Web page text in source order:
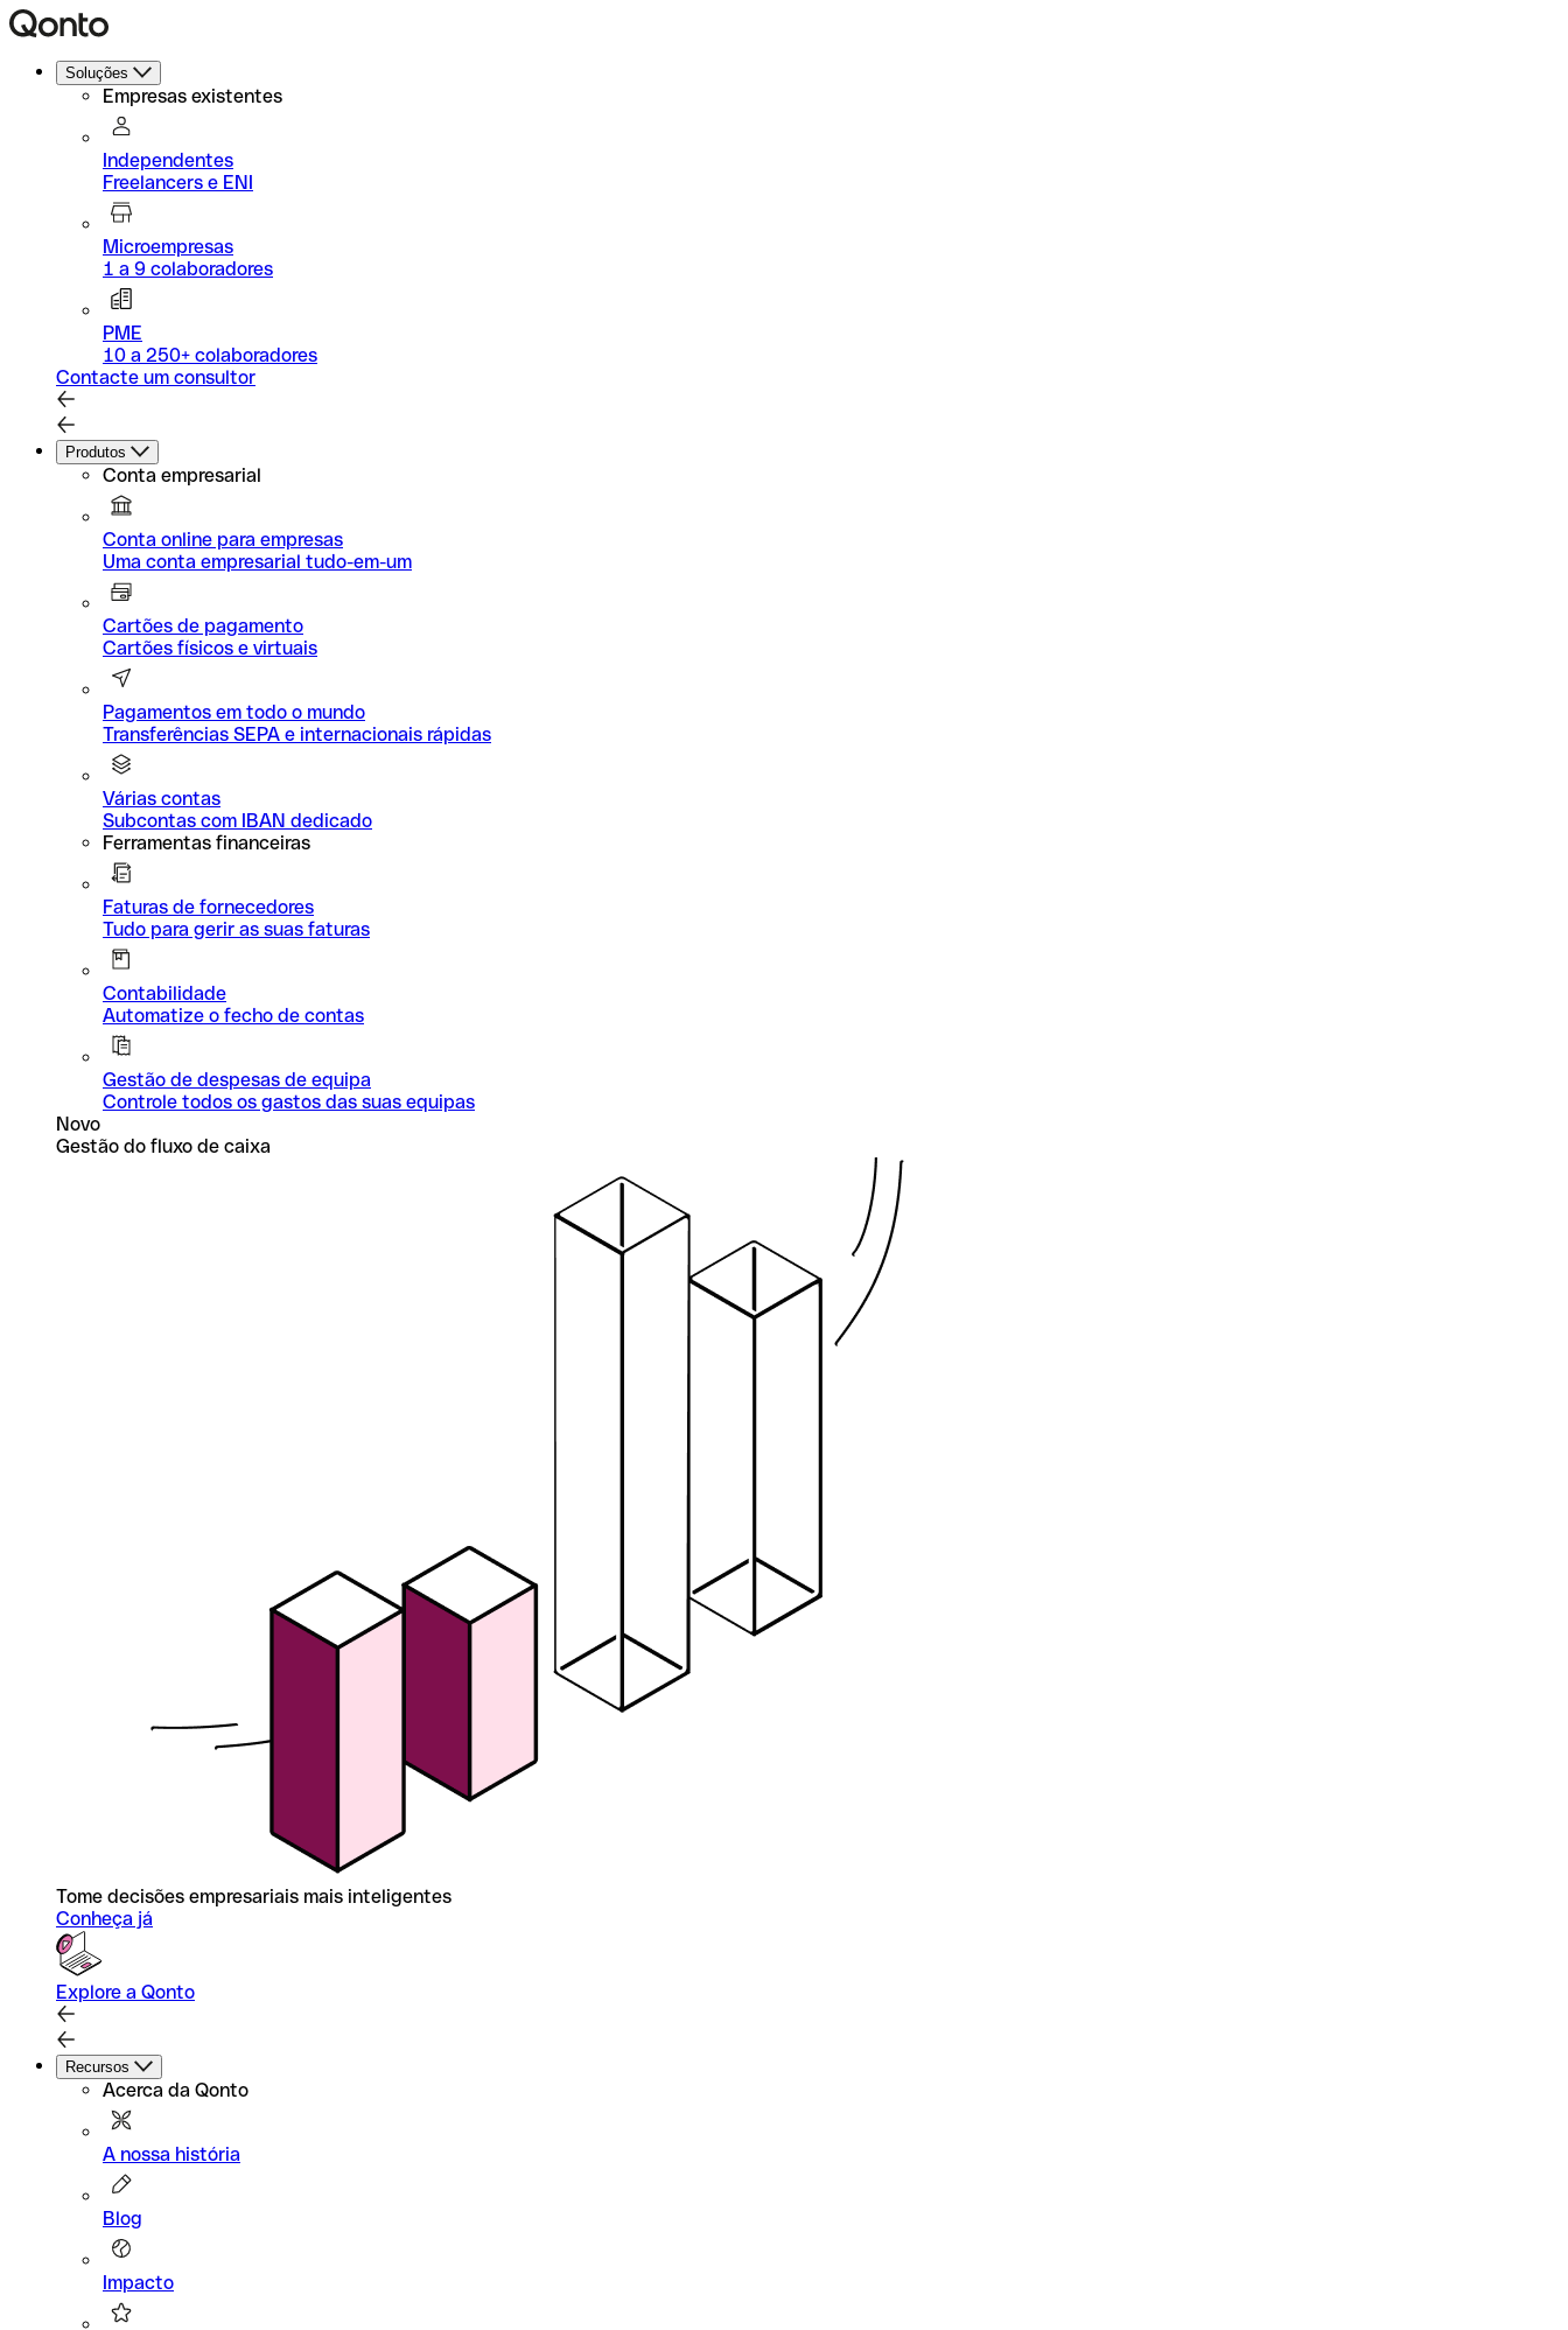
Soluções
Empresas existentes
Independentes
Freelancers e ENI
Microempresas
1 a 9 colaboradores
PME
10 a 250+ colaboradores
Contacte um consultor
Produtos
Conta empresarial
Conta online para empresas
Uma conta empresarial tudo-em-um
Cartões de pagamento
Cartões físicos e virtuais
Pagamentos em todo o mundo
Transferências SEPA e internacionais rápidas
Várias contas
Subcontas com IBAN dedicado
Ferramentas financeiras
Faturas de fornecedores
Tudo para gerir as suas faturas
Contabilidade
Automatize o fecho de contas
Gestão de despesas de equipa
Controle todos os gastos das suas equipas
Novo
Gestão do fluxo de caixa
Tome decisões empresariais mais inteligentes
Conheça já
Explore a Qonto
Recursos
Acerca da Qonto
A nossa história
Blog
Impacto